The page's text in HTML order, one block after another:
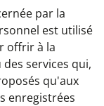
par la
est utilisé
offrir à la
services qui,
qu'aux
enregistrées